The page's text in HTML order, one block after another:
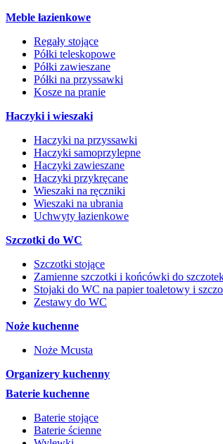
Meble łazienkowe
Regały stojące
Półki teleskopowe
Półki zawieszane
Półki na przyssawki
Kosze na pranie
Haczyki i wieszaki
Haczyki na przyssawki
Haczyki samoprzylepne
Haczyki zawieszane
Haczyki przykręcane
Wieszaki na ręczniki
Wieszaki na ubrania
Uchwyty łazienkowe
Szczotki do WC
Szczotki stojące
Zamienne szczotki i końcówki do
Stojaki do WC na papier toaletowy i
Zestawy do WC
Noże kuchenne
Noże Mcusta
Organizery kuchenny
Baterie kuchenne
Baterie stojące
Baterie ścienne